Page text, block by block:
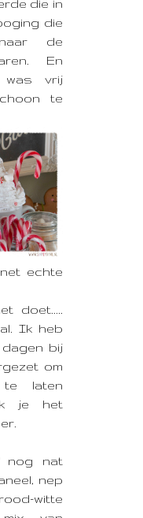
die in
die
de
En
vrij
te
echte
doet.....
Ik heb
bij
om
laten
je het
nog nat
nep
witte